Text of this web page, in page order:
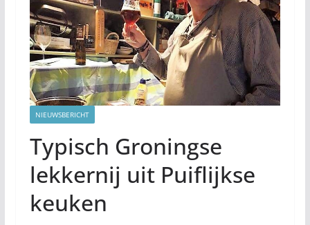
NIEUWSBERICHT
Typisch Groningse
lekkernij uit Puiflijkse
keuken